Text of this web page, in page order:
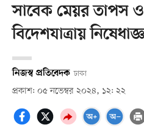
সাবেক মেয়র তাপস ও
বিদেশযাত্রায়
নিজস্ব প্রতিবেদক ঢাকা
প্রকাশ: ০৫ নভেম্বর ২০২৪, ১২: ২২